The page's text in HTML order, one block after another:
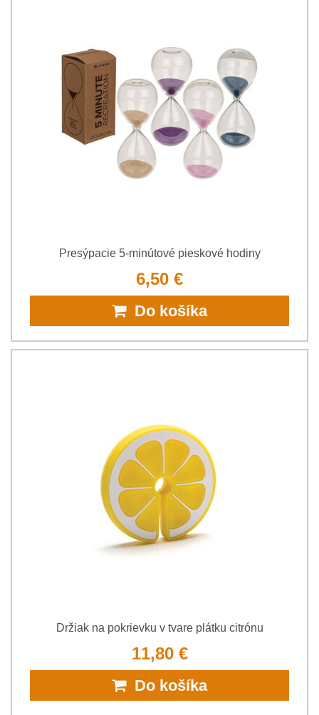
Presýpacie 5-minútové pieskové hodiny
6,50 €
Do košíka
Držiak na pokrievku v tvare plátku citrónu
11,80 €
Do košíka